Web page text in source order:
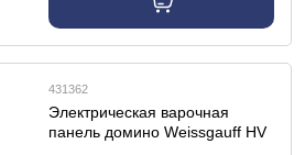
431362
Электрическая варочная
панель домино Weissgauff HV